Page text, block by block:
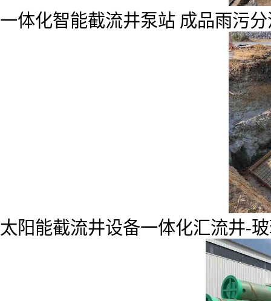
一体化智能截流井泵站 成品雨污
太阳能截流井设备一体化汇流井-